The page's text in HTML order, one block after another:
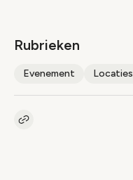
Rubrieken
Evenement Locaties
Kopieer link naar artikel